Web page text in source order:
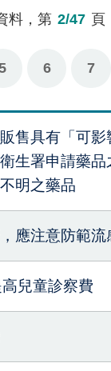
料，第 2/47 頁
6 7
售具有「可
生署申請藥
明之藥品
應注意防範流
兒童診察費